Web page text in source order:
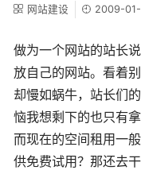
网站建设 2009-
做为一个网站的站长
放自己的网站。看着
却慢如蜗牛，站长们
恼我想剩下的也只有
而现在的空间租用一
供免费试用？那还去